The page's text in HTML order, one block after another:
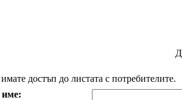
достъп до листата с потребителите.
име: